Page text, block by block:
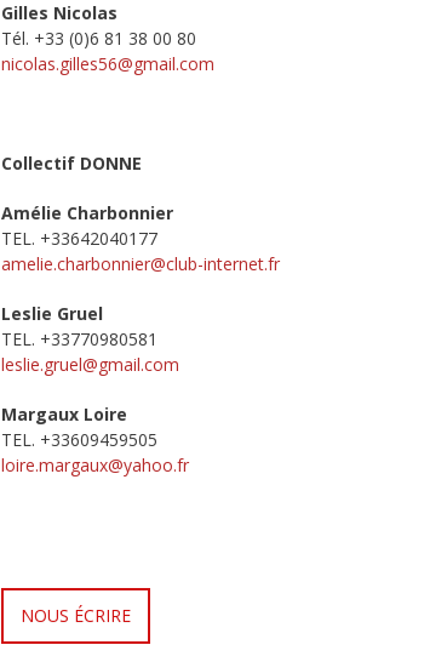
Gilles Nicolas
Tél. +33 (0)6 81 38 00 80
nicolas.gilles56@gmail.com
Collectif DONNE
Amélie Charbonnier
TEL. +33642040177
amelie.charbonnier@club-internet.fr
Leslie Gruel
TEL. +33770980581
leslie.gruel@gmail.com
Margaux Loire
TEL. +33609459505
loire.margaux@yahoo.fr
NOUS ÉCRIRE